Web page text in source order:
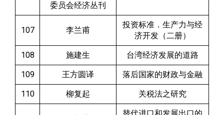
委员会经济丛刊
107 李兰甫
投资标准．生产力与经
济开发（二册）
108 施建生 台湾经济发展的道路
109 王方圆译 落后国家的财政与金融
110 柳复起 关税法之研究